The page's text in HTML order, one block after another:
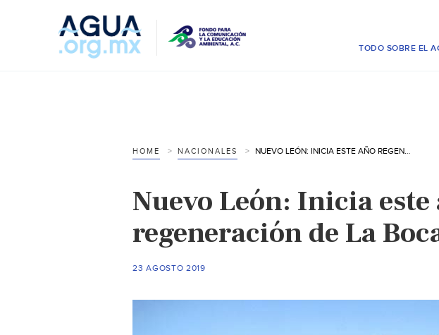
TODO SOBRE EL
HOME NACIONALES NUEVO LEÓN: INICIA ESTE AÑO REGENERACIÓN DE LA BOCA (ZÓCALO)
Nuevo León: Inicia este
regeneración de La
23 AGOSTO 2019